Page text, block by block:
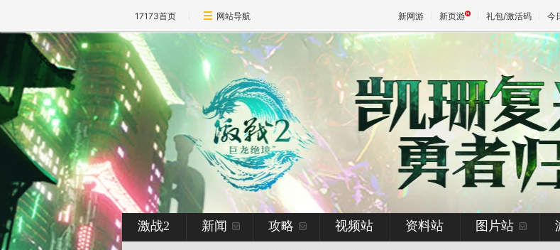
17173首页 网站导航 新网游 新页游 礼包/激活码 今
激战2 新闻 攻略 视频站 资料站 图片站